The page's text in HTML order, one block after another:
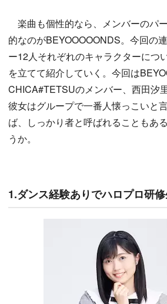
楽曲も個性的なら、メンバーのパ
的なのがBEYOOOOONDS。今回の
ー12人それぞれのキャラクターにつ
を立てて紹介していく。今回は
CHICA#TETSUのメンバー、西田汐
彼女はグループで一番人懐っこいと
ば、しっかり者と呼ばれることもあ
うか。
1.ダンス経験ありでハロプロ研